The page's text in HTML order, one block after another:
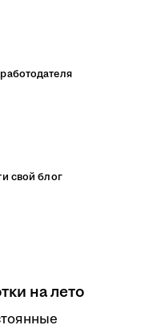
свой блог
на лето